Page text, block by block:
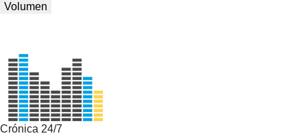
Volumen
Crónica 24/7